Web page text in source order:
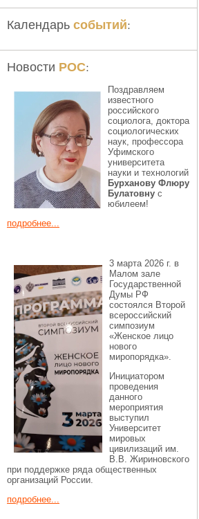
Календарь событий:
Новости РОС:
Поздравляем
известного
российского
социолога, доктора
социологических
наук, профессора
Уфимского
университета
науки и технологий
Бурханову Флюру
Булатовну с
юбилеем!
подробнее...
3 марта 2026 г. в
Малом зале
Государственной
Думы РФ
состоялся Второй
всероссийский
симпозиум
«Женское лицо
нового
миропорядка».
Инициатором
проведения
данного
мероприятия
выступил
Университет
мировых
цивилизаций им.
В.В. Жириновского
при поддержке ряда общественных
организаций России.
подробнее...